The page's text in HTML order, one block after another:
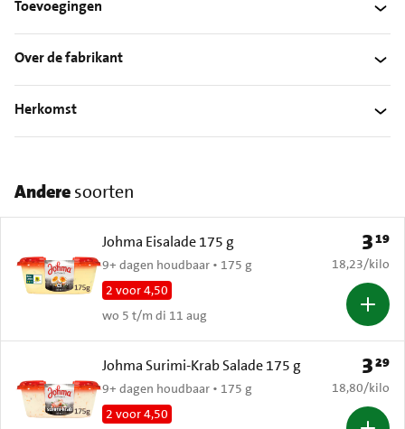
Toevoegingen
Over de fabrikant
Herkomst
Anderesoorten
Johma Eisalade 175 g
9+ dagen houdbaar • 175 g
2 voor 4,50
wo 5 t/m di 11 aug
Prijs:
319
€ 18,23 per
18,23/kilo
Johma Surimi-Krab Salade 175 g
9+ dagen houdbaar • 175 g
2 voor 4,50
Prijs:
329
€ 18,80 per
18,80/kilo